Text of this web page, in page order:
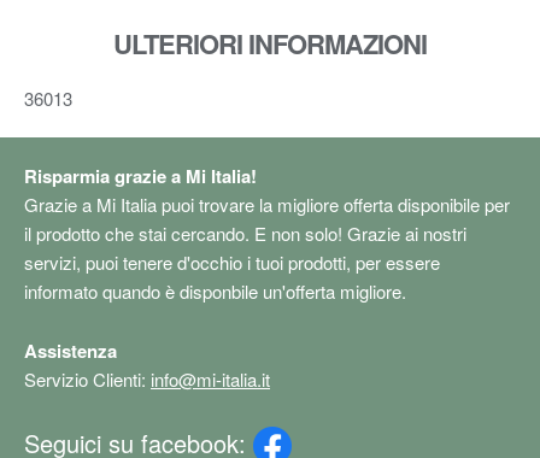
ULTERIORI INFORMAZIONI
36013
Risparmia grazie a Mi Italia!
Grazie a Mi Italia puoi trovare la migliore offerta disponibile per
il prodotto che stai cercando. E non solo! Grazie ai nostri
servizi, puoi tenere d'occhio i tuoi prodotti, per essere
informato quando è disponbile un'offerta migliore.
Assistenza
Servizio Clienti: info@mi-italia.it
Seguici su facebook: